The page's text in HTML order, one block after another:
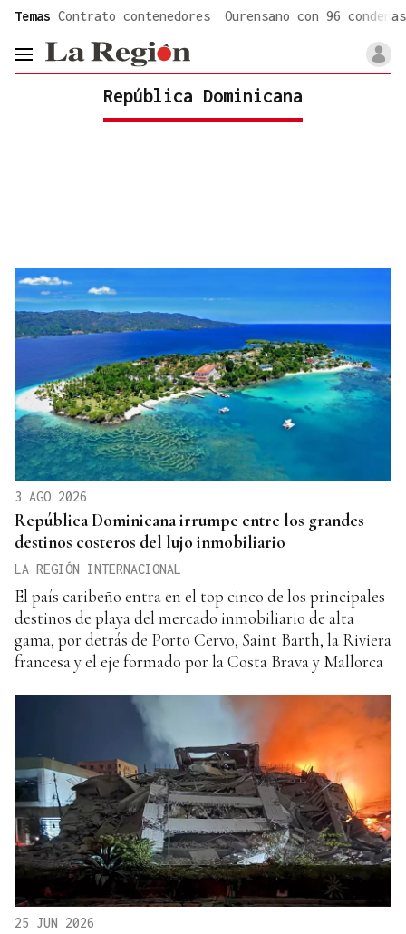
Temas Contrato contenedores Ourensano con 96 condenas
header.menu.open
República Dominicana
3 AGO 2026
República Dominicana irrumpe entre los grandes
destinos costeros del lujo inmobiliario
LA REGIÓN INTERNACIONAL
El país caribeño entra en el top cinco de los principales
destinos de playa del mercado inmobiliario de alta
gama, por detrás de Porto Cervo, Saint Barth, la Riviera
francesa y el eje formado por la Costa Brava y Mallorca
25 JUN 2026